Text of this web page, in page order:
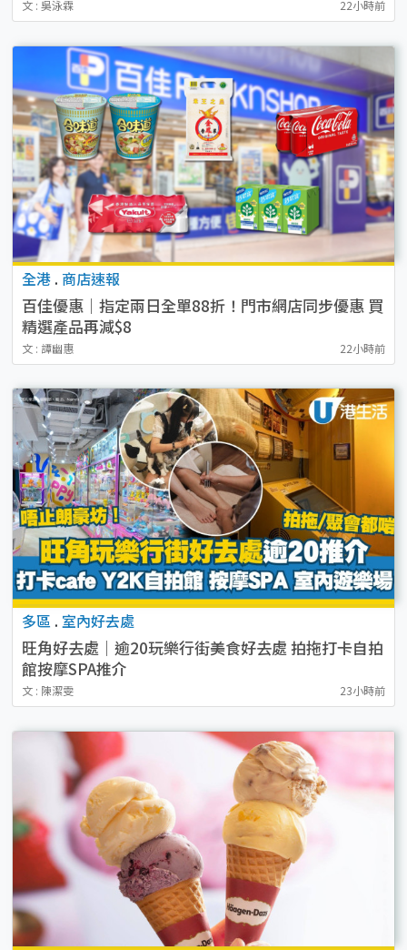
文 : 吳泳霖 22小時前
全港 . 商店速報
百佳優惠｜指定兩日全單88折！門市網店同步優惠 買
精選產品再減$8
文 : 譚幽惠 22小時前
多區 . 室內好去處
旺角好去處｜逾20玩樂行街美食好去處 拍拖打卡自拍
館按摩SPA推介
文 : 陳潔雯 23小時前